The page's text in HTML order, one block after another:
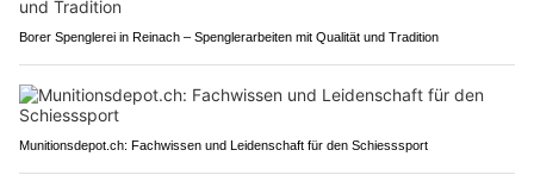
Borer Spenglerei in Reinach – Spenglerarbeiten mit Qualität und Tradition
Munitionsdepot.ch: Fachwissen und Leidenschaft für den Schiesssport